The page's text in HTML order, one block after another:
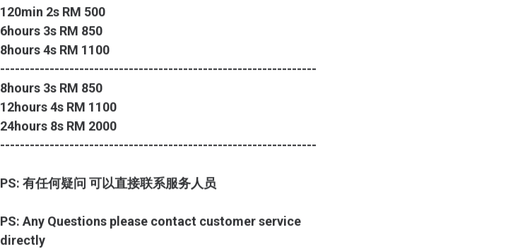
120min 2s RM 500
6hours 3s RM 850
8hours 4s RM 1100
----------------------------------------------------------------
8hours 3s RM 850
12hours 4s RM 1100
24hours 8s RM 2000
----------------------------------------------------------------
PS: 有任何疑问 可以直接联系服务人员
PS: Any Questions please contact customer service
directly